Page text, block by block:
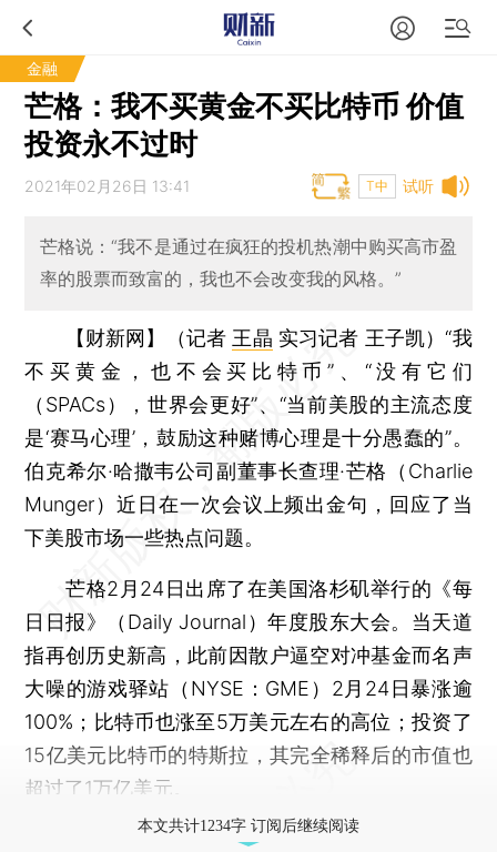
金融
芒格：我不买黄金不买比特币 价值
投资永不过时
试听
2021年02月26日 13:41 T中
芒格说：“我不是通过在疯狂的投机热潮中购买高市盈
率的股票而致富的，我也不会改变我的风格。”
【财新网】（记者 王晶 实习记者 王子凯）“我
不买黄金，也不会买比特币”、“没有它们
（SPACs），世界会更好”、“当前美股的主流态度
是‘赛马心理’，鼓励这种赌博心理是十分愚蠢的”。
伯克希尔·哈撒韦公司副董事长查理·芒格（Charlie
Munger）近日在一次会议上频出金句，回应了当
下美股市场一些热点问题。
芒格2月24日出席了在美国洛杉矶举行的《每
日日报》（Daily Journal）年度股东大会。当天道
指再创历史新高，此前因散户逼空对冲基金而名声
大噪的游戏驿站（NYSE：GME）2月24日暴涨逾
100%；比特币也涨至5万美元左右的高位；投资了
15亿美元比特币的特斯拉，其完全稀释后的市值也
超过了1万亿美元。
本文共计1234字 订阅后继续阅读